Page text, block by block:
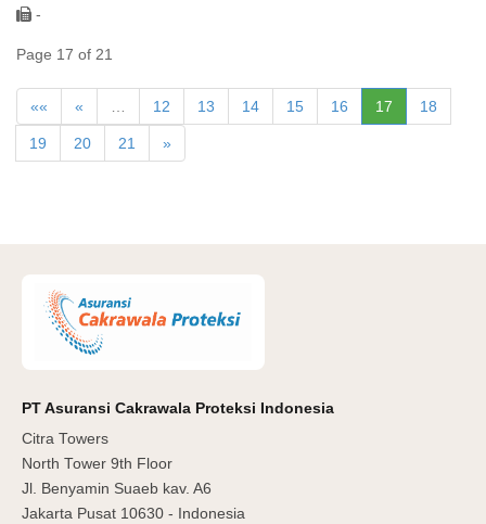
-
Page 17 of 21
«« « 12 13 14 15 16 17 18
19 20 21 »
PT Asuransi Cakrawala Proteksi Indonesia
Citra Towers
North Tower 9th Floor
Jl. Benyamin Suaeb kav. A6
Jakarta Pusat 10630 - Indonesia